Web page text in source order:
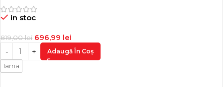
in stoc
819,00lei 696,99 lei
Adaugă În Coș
Iarna